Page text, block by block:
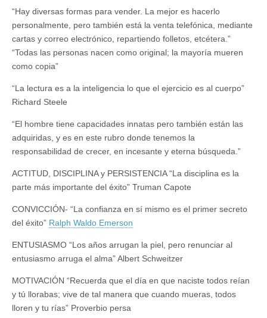
“Hay diversas formas para vender. La mejor es hacerlo
personalmente, pero también está la venta telefónica, mediante
cartas y correo electrónico, repartiendo folletos, etcétera.”
“Todas las personas nacen como original; la mayoría mueren
como copia”
“La lectura es a la inteligencia lo que el ejercicio es al cuerpo”
Richard Steele
“El hombre tiene capacidades innatas pero también están las
adquiridas, y es en este rubro donde tenemos la
responsabilidad de crecer, en incesante y eterna búsqueda.”
ACTITUD, DISCIPLINA y PERSISTENCIA “La disciplina es la
parte más importante del éxito” Truman Capote
CONVICCIÓN- “La confianza en sí mismo es el primer secreto
del éxito” Ralph Waldo Emerson
ENTUSIASMO “Los años arrugan la piel, pero renunciar al
entusiasmo arruga el alma” Albert Schweitzer
MOTIVACIÓN “Recuerda que el día en que naciste todos reían
y tú llorabas; vive de tal manera que cuando mueras, todos
lloren y tu rías” Proverbio persa